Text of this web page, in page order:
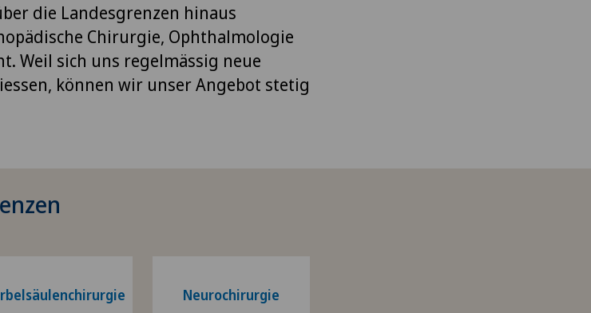
die Landesgrenzen hinaus
Chirurgie, Ophthalmologie
Weil sich uns regelmässig neue
können wir unser Angebot stetig
Neurochirurgie